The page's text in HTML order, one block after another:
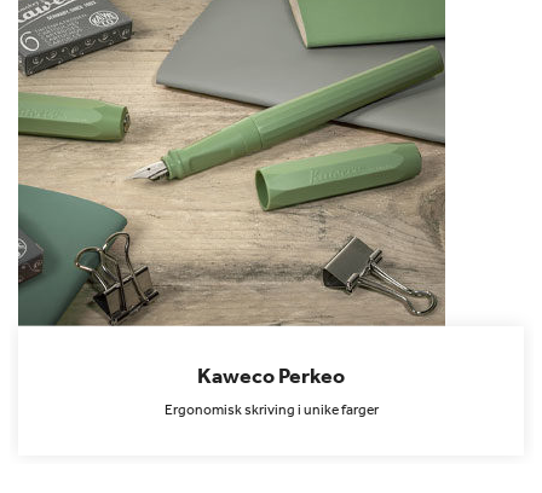
Kaweco Perkeo
Ergonomisk skriving i unike farger